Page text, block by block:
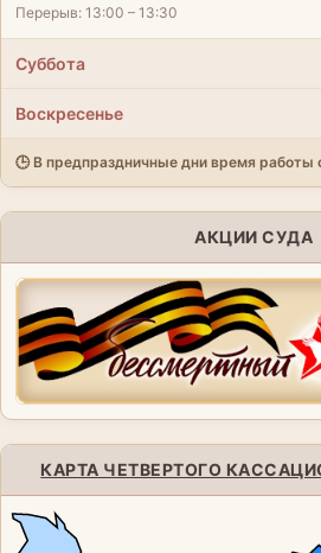
Перерыв: 13:00 – 13:30
Суббота
Воскресенье
🕒 В предпраздничные дни время работы
АКЦИИ СУДА
КАРТА ЧЕТВЕРТОГО